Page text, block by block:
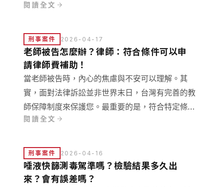
全證據、可採取的法律救濟途徑，以及預防超額收
閱讀全文
刑事案件 2026-04-17
老師被告怎麼辦？律師：符合條件可以申
請律師費補助！
當老師被告時，內心的焦慮與不安可以理解。其
實，面對法律訴訟並非世界末日，台灣有完善的教
師保障制度來保護您。最重要的是，符合特定條件
的教師可以申請律師費補助！這表示您不必因為執
明如何善用律師費補助機制，保護自己的權益。
閱讀全文
刑事案件 2026-04-16
唾液快篩測毒駕準嗎？檢驗結果多久出
來？會有誤差嗎？